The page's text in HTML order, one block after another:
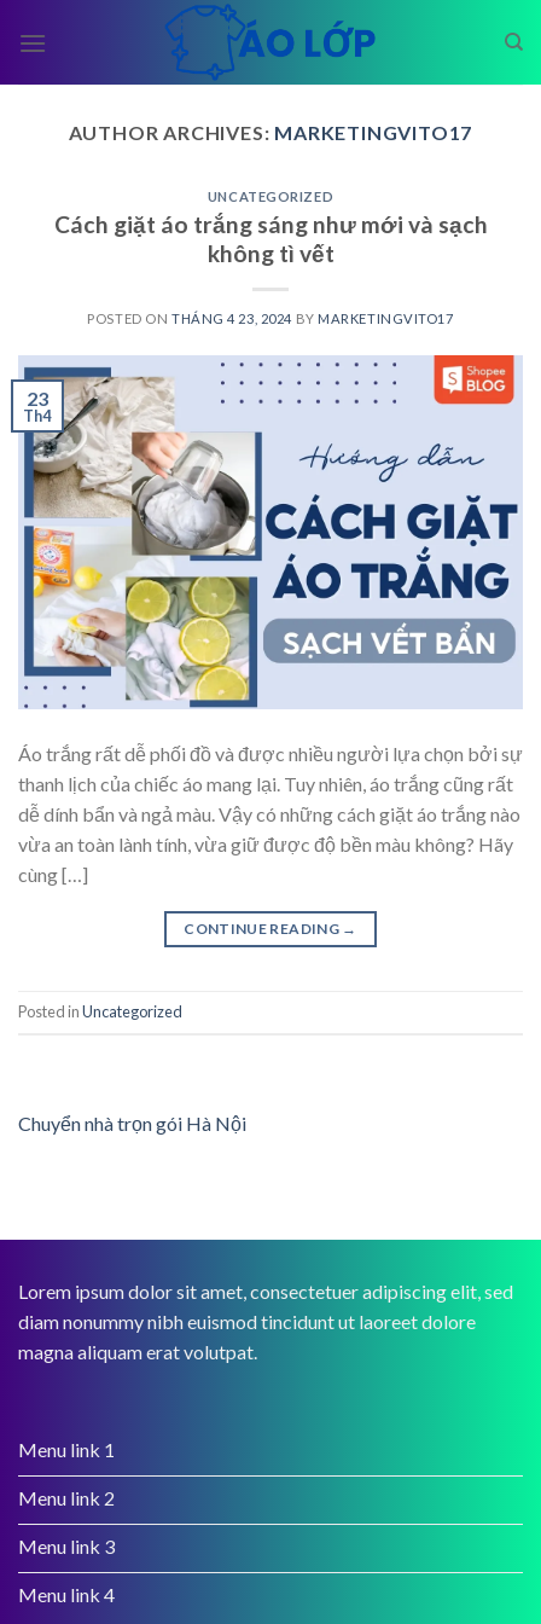
AUTHOR ARCHIVES: MARKETINGVITO17
UNCATEGORIZED
Cách giặt áo trắng sáng như mới và sạch
không tì vết
POSTED ON THÁNG 4 23, 2024 BY MARKETINGVITO17
23
Th4
Áo trắng rất dễ phối đồ và được nhiều người lựa chọn bởi sự
thanh lịch của chiếc áo mang lại. Tuy nhiên, áo trắng cũng rất
dễ dính bẩn và ngả màu. Vậy có những cách giặt áo trắng nào
vừa an toàn lành tính, vừa giữ được độ bền màu không? Hãy
cùng […]
CONTINUE READING →
Posted inUncategorized
Chuyển nhà trọn gói Hà Nội
Lorem ipsum dolor sit amet, consectetuer adipiscing elit, sed
diam nonummy nibh euismod tincidunt ut laoreet dolore
magna aliquam erat volutpat.
Menu link 1
Menu link 2
Menu link 3
Menu link 4